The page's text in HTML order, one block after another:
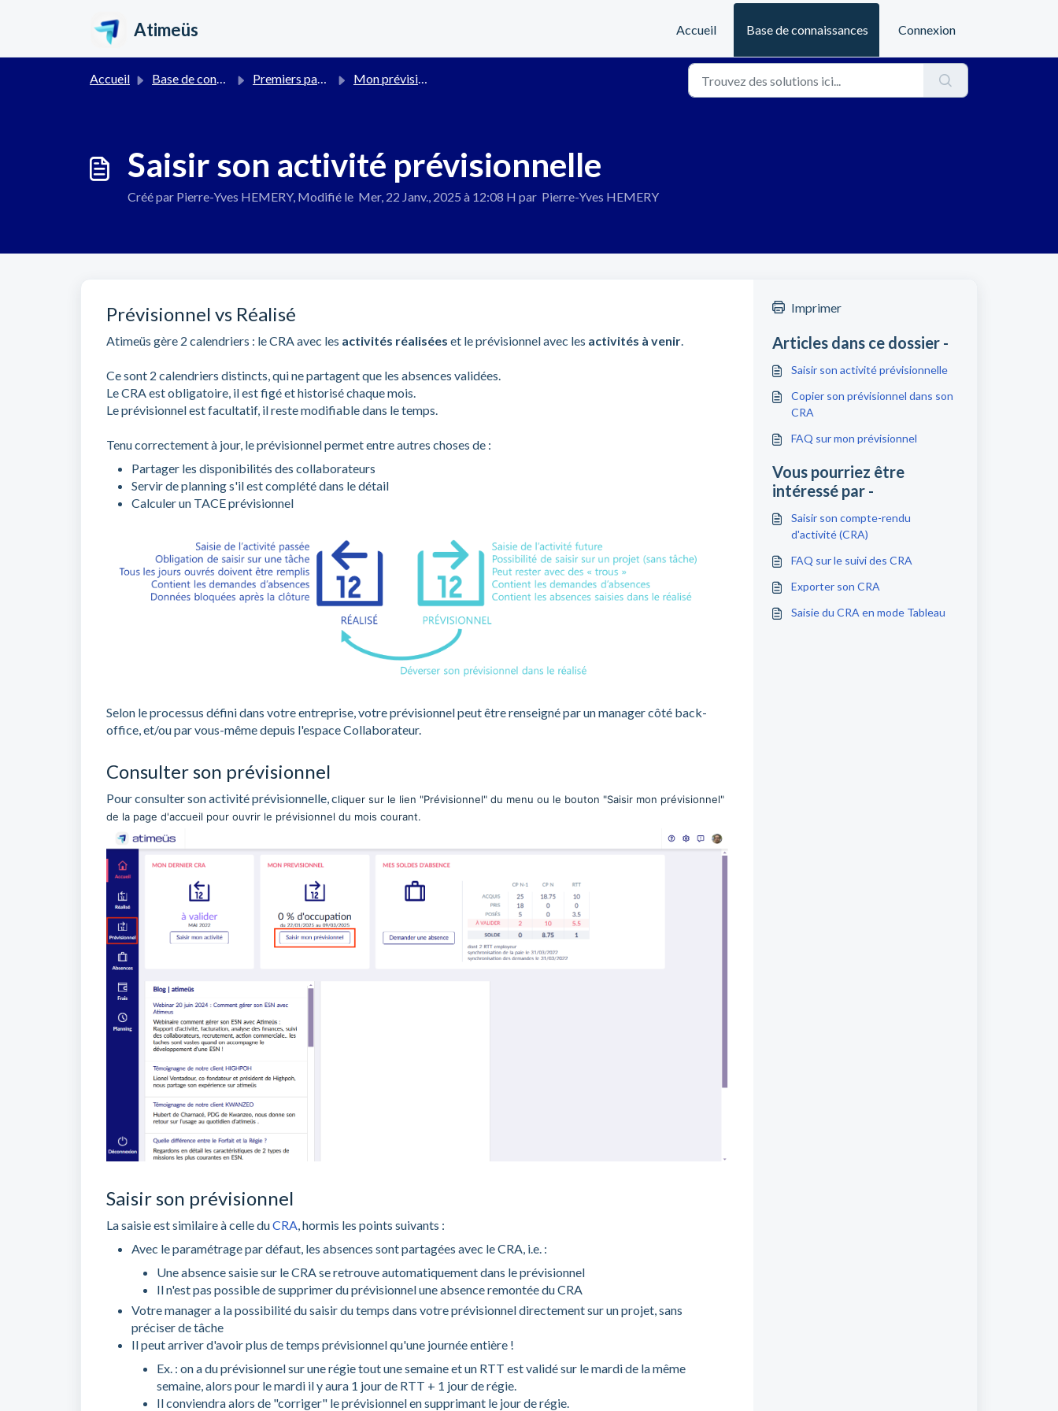
Atimeüs Accueil Base de connaissances Connexion
Accueil Base de connaissances Premiers pas pour les collaborateurs Mon prévisionnel
Saisir son activité prévisionnelle
Créé par Pierre-Yves HEMERY, Modifié le Mer, 22 Janv., 2025 à 12:08 H par Pierre-Yves HEMERY
Prévisionnel vs Réalisé
Atimeüs gère 2 calendriers : le CRA avec les activités réalisées et le prévisionnel avec les activités à venir.
Ce sont 2 calendriers distincts, qui ne partagent que les absences validées.
Le CRA est obligatoire, il est figé et historisé chaque mois.
Le prévisionnel est facultatif, il reste modifiable dans le temps.
Tenu correctement à jour, le prévisionnel permet entre autres choses de :
Partager les disponibilités des collaborateurs
Servir de planning s'il est complété dans le détail
Calculer un TACE prévisionnel
Selon le processus défini dans votre entreprise, votre prévisionnel peut être renseigné par un manager côté back-
office, et/ou par vous-même depuis l'espace Collaborateur.
Consulter son prévisionnel
Pour consulter son activité prévisionnelle, cliquer sur le lien "Prévisionnel" du menu ou le bouton "Saisir mon prévisionnel"
de la page d'accueil pour ouvrir le prévisionnel du mois courant.
Saisir son prévisionnel
La saisie est similaire à celle duCRA , hormis les points suivants :
Avec le paramétrage par défaut, les absences sont partagées avec le CRA, i.e. :
Une absence saisie sur le CRA se retrouve automatiquement dans le prévisionnel
Il n'est pas possible de supprimer du prévisionnel une absence remontée du CRA
Votre manager a la possibilité du saisir du temps dans votre prévisionnel directement sur un projet, sans
préciser de tâche
Il peut arriver d'avoir plus de temps prévisionnel qu'une journée entière !
Ex. : on a du prévisionnel sur une régie tout une semaine et un RTT est validé sur le mardi de la même
semaine, alors pour le mardi il y aura 1 jour de RTT + 1 jour de régie.
Il conviendra alors de "corriger" le prévisionnel en supprimant le jour de régie.
Imprimer
Articles dans ce dossier -
Saisir son activité prévisionnelle
Copier son prévisionnel dans son
CRA
FAQ sur mon prévisionnel
Vous pourriez être
intéressé par -
Saisir son compte-rendu
d'activité (CRA)
FAQ sur le suivi des CRA
Exporter son CRA
Saisie du CRA en mode Tableau